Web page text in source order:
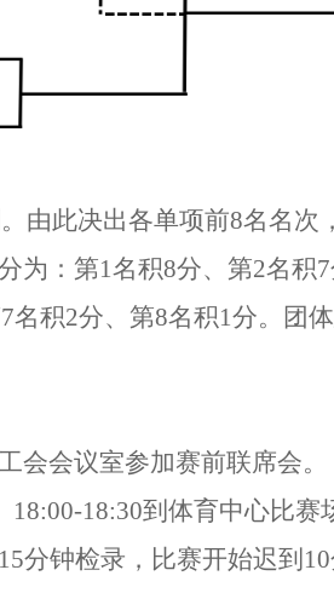
由此决出各单项前8名名次
为：第1名积8分、第2名积
积2分、第8名积1分。团
会会议室参加赛前联席会。
18:00-18:30到体育中心比赛
15分钟检录， 比赛开始迟到 10